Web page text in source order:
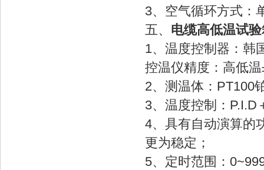
3、空气循环方式
五、 电缆高低温试
1、温度控制器：
控温仪精度：高低
2、测温体：PT100
3、温度控制：
4、具有自动演算的
更为稳定；
5、定时范围：